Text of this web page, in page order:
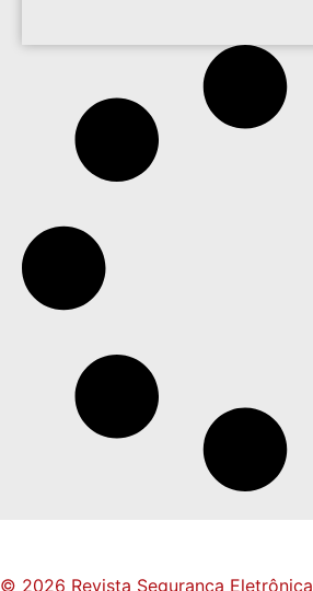
© 2026 Revista Segurança Eletrônica